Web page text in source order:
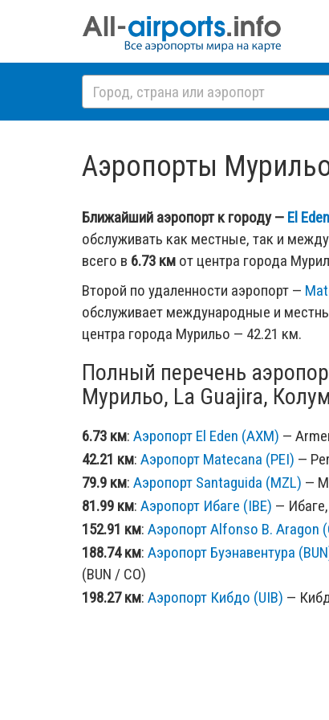
Аэропорты
Ближайший аэропорт к городу — El
обслуживать как местные, так и
всего в 6.73 км от центра города
Второй по удаленности аэропорт —
обслуживает международные и
центра города Мурильо — 42.21 км.
Полный перечень
Мурильо, La Guajira,
6.73 км: Аэропорт El Eden (AXM) —
42.21 км: Аэропорт Matecana (PEI) —
79.9 км: Аэропорт Santaguida (MZL) —
81.99 км: Аэропорт Ибаге (IBE) —
152.91 км: Аэропорт Alfonso B. Aragon
188.74 км: Аэропорт Буэнавентура
(BUN / CO)
198.27 км: Аэропорт Кибдо (UIB) —